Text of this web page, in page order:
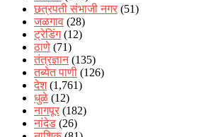
छत्रपती संभाजी नगर (51)
जळगाव (28)
ट्रेडिंग(12)
ठाणे (71)
तंत्रज्ञान(135)
तब्येत पाणी (126)
देश(1,761)
धुळे (12)
नागपूर (182)
नांदेड (26)